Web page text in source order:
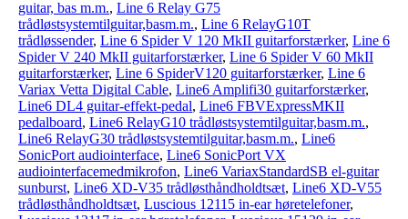
guitar, bas m.m., Line 6 Relay G75
trådløstsystemtilguitar,basm.m., Line 6 RelayG10T
trådløssender, Line 6 Spider V 120 MkII guitarforstærker, Line 6
Spider V 240 MkII guitarforstærker, Line 6 Spider V 60 MkII
guitarforstærker, Line 6 SpiderV120 guitarforstærker, Line 6
Variax Vetta Digital Cable, Line6 Amplifi30 guitarforstærker,
Line6 DL4 guitar-effekt-pedal, Line6 FBVExpressMKII
pedalboard, Line6 RelayG10 trådløstsystemtilguitar,basm.m.,
Line6 RelayG30 trådløstsystemtilguitar,basm.m., Line6
SonicPort audiointerface, Line6 SonicPort VX
audiointerfacemedmikrofon, Line6 VariaxStandardSB el-guitar
sunburst, Line6 XD-V35 trådløsthåndholdtsæt, Line6 XD-V55
trådløsthåndholdtsæt, Luscious 12115 in-ear høretelefoner,